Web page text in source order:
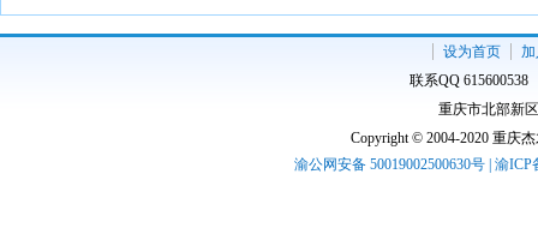
设为首页
加
联系QQ
重庆市北部新
Copyright © 2004-2020 重庆
渝公网安备 50019002500630号 | 渝